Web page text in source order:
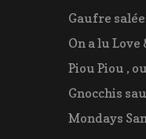
Gaufre
On a lu
Piou Piou ,
Gnocchis
Mondays